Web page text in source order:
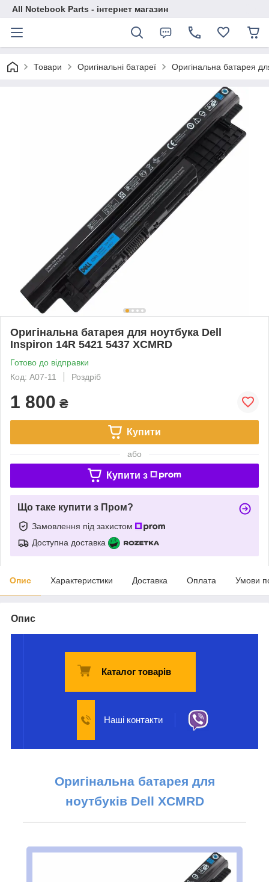
All Notebook Parts - інтернет магазин
Товари Оригінальні батареї Оригінальна батарея
Оригінальна батарея для ноутбука Dell
Inspiron 14R 5421 5437 XCMRD
Готово до відправки
Код: A07-11
Роздріб
1 800 ₴
Купити
або
Купити з
Що таке купити з Пром?
Замовлення під захистом
Доступна доставка
Опис Характеристики Доставка Оплата Умови
Опис
Каталог товарів
Наші контакти
Оригінальна батарея для
ноутбуків Dell XCMRD